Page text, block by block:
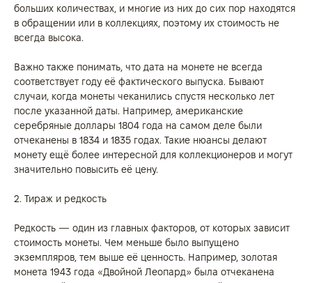
больших количествах, и многие из них до сих пор находятся
в обращении или в коллекциях, поэтому их стоимость не
всегда высока.
Важно также понимать, что дата на монете не всегда
соответствует году её фактического выпуска. Бывают
случаи, когда монеты чеканились спустя несколько лет
после указанной даты. Например, американские
серебряные доллары 1804 года на самом деле были
отчеканены в 1834 и 1835 годах. Такие нюансы делают
монету ещё более интересной для коллекционеров и могут
значительно повысить её цену.
2. Тираж и редкость
Редкость — один из главных факторов, от которых зависит
стоимость монеты. Чем меньше было выпущено
экземпляров, тем выше её ценность. Например, золотая
монета 1943 года «Двойной Леопард» была отчеканена